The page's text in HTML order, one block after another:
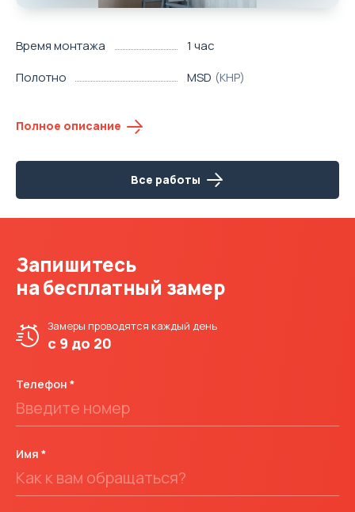
Время монтажа
1 час
Полотно
MSD (КНР)
Полное описание
Все работы
Запишитесь
на бесплатный замер
Замеры проводятся каждый день
с 9 до 20
Телефон
Имя